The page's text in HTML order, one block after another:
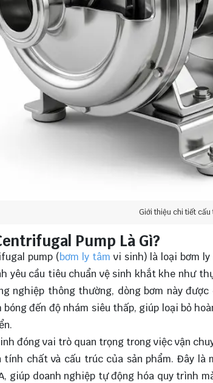
Giới thiệu chi tiết cấu
Pump Là Gì?
pump (bơm ly tâm vi sinh) là loại bơm
yêu cầu tiêu chuẩn vệ sinh khắt khe như
nghiệp thông thường, dòng bơm này
bóng đến độ nhám siêu thấp, giúp loại bỏ
đóng vai trò quan trọng trong việc vận
tính chất và cấu trúc của sản phẩm. Đây
giúp doanh nghiệp tự động hóa quy trình